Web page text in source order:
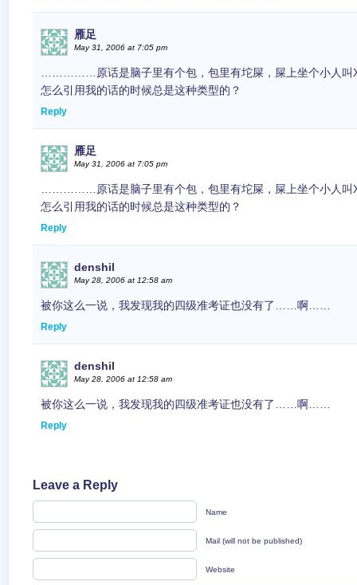
雁足
May 31, 2006 at 7:05 pm
……………原话是脑子里有个包，包里有坨屎，屎上坐个小人叫
怎么引用我的话的时候总是这种类型的？
Reply
雁足
May 31, 2006 at 7:05 pm
……………原话是脑子里有个包，包里有坨屎，屎上坐个小人叫
怎么引用我的话的时候总是这种类型的？
Reply
denshil
May 28, 2006 at 12:58 am
被你这么一说，我发现我的四级准考证也没有了……啊……
Reply
denshil
May 28, 2006 at 12:58 am
被你这么一说，我发现我的四级准考证也没有了……啊……
Reply
Leave a Reply
Name
Mail (will not be published)
Website